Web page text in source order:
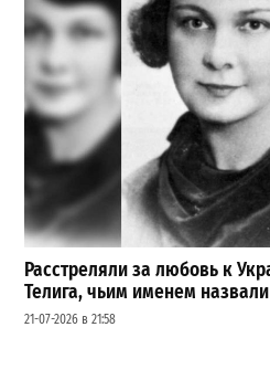
Расстреляли за любовь к
Телига, чьим именем
21-07-2026 в 21:58